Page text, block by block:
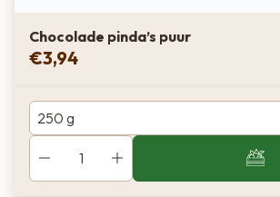
Chocolade pinda’s puur
€3,94